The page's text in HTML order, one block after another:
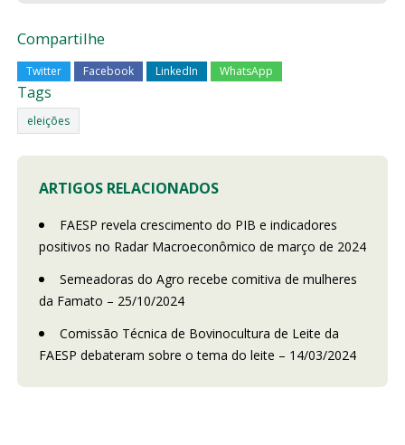
Compartilhe
Twitter Facebook LinkedIn WhatsApp
Tags
eleições
ARTIGOS RELACIONADOS
FAESP revela crescimento do PIB e indicadores
positivos no Radar Macroeconômico de março de 2024
Semeadoras do Agro recebe comitiva de mulheres
da Famato – 25/10/2024
Comissão Técnica de Bovinocultura de Leite da
FAESP debateram sobre o tema do leite – 14/03/2024